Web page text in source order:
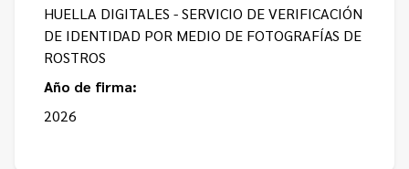
HUELLA DIGITALES - SERVICIO DE VERIFICACIÓN
DE IDENTIDAD POR MEDIO DE FOTOGRAFÍAS DE
ROSTROS
Año de firma:
2026